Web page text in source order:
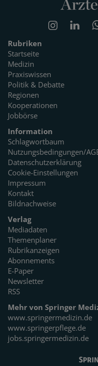
Rubriken
Startseite
Medizin
Praxiswissen
Politik & Debatte
Regionen
Kooperationen
Jobbörse
Information
Schlagwortbaum
Nutzungsbedingungen/
Datenschutzerklärung
Cookie-Einstellungen
Impressum
Kontakt
Bildnachweise
Verlag
Mediadaten
Themenplaner
Rubrikanzeigen
Abonnements
E-Paper
Newsletter
RSS
Mehr von Springer
www.springermedizin.de
www.springerpflege.de
jobs.springermedizin.de